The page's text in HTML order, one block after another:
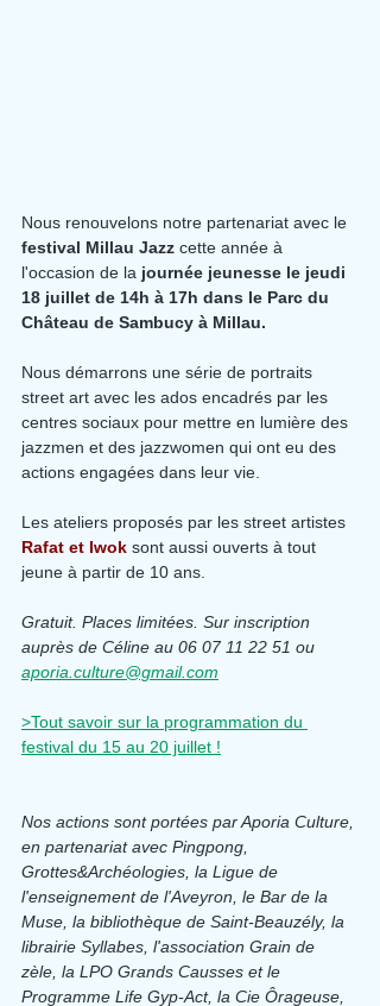
Nous renouvelons notre partenariat avec le
festival Millau Jazz cette année à
l'occasion de la journée jeunesse le jeudi
18 juillet de 14h à 17h dans le Parc du
Château de Sambucy à Millau.
Nous démarrons une série de portraits
street art avec les ados encadrés par les
centres sociaux pour mettre en lumière des
jazzmen et des jazzwomen qui ont eu des
actions engagées dans leur vie.
Les ateliers proposés par les street artistes
Rafat et Iwok sont aussi ouverts à tout
jeune à partir de 10 ans.
Gratuit. Places limitées. Sur inscription
auprès de Céline au 06 07 11 22 51 ou
aporia.culture@gmail.com
>Tout savoir sur la programmation du
festival du 15 au 20 juillet !
Nos actions sont portées par Aporia Culture,
en partenariat avec Pingpong,
Grottes&Archéologies, la Ligue de
l'enseignement de l'Aveyron, le Bar de la
Muse, la bibliothèque de Saint-Beauzély, la
librairie Syllabes, l'association Grain de
zèle, la LPO Grands Causses et le
Programme Life Gyp-Act, la Cie Ôrageuse,